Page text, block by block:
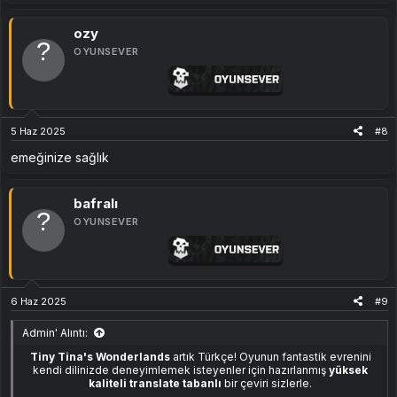
Görüş ve önerilerinizi konu altına yazabilirsiniz. Geri bildiriminiz,
çeviriyi geliştirmemize yardımcı olacaktır.​
İçerisindeki .pak dosyasını şu klasöre kopyalayın:
Oyunu başlatın – Türkçe arayüz otomatik olarak aktif olacaktır.
Kurulumdan önce Paks klasörünüzü yedeklemeniz önerilir
Türkçe karakter desteği (Ç, Ş, Ğ, Ü, Ö, İ) mevcuttur
Seslendirmeler orijinal kalır, sadece metinler çevrilmiştir
[Gizli içerik]
ozy
OYUNSEVER
5 Haz 2025 #8
emeğinize sağlık
bafralı
OYUNSEVER
6 Haz 2025 #9
Admin' Alıntı:
Tiny Tina's Wonderlandsartık Türkçe! Oyunun fantastik evrenini
kendi dilinizde deneyimlemek isteyenler için hazırlanmış yüksek
kaliteli translate tabanlı bir çeviri sizlerle.